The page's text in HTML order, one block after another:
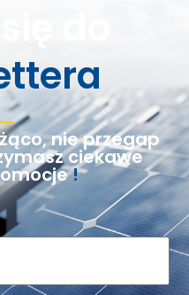
do
nie przegap
ciekawe
!